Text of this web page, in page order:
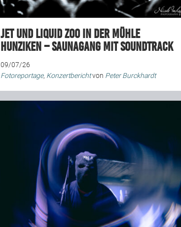
Jet und Liquid Zoo in der Mühle
Hunziken – Saunagang mit Soundtrack
09/07/26
Fotoreportage, Konzertberichtvon Peter Burckhardt